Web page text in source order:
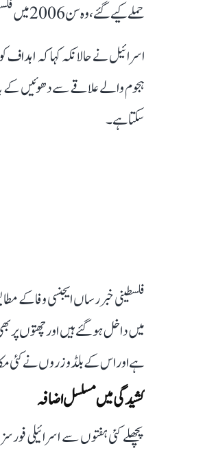
حملے کیے گئے، وہ سن 2006 میں فلسطینی انتفاضہ کے بعد سے دیکھنے کو نہیں ملے تھے۔
اسرائیل نے حالانکہ کہا کہ اہداف
ہجوم والے علاقے سے دھوئیں کے
سکتا ہے۔
فلسطینی خبر رساں ایجنسی وفا کے
میں داخل ہو گئے ہیں اور چھتوں
ہے اور اس کے بلڈوزروں نے کئی
کشیدگی میں مسلسل اضافہ
پچھلے کئی ہفتوں سے اسرائیلی